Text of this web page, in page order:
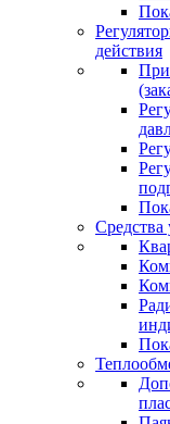
действия
Средства